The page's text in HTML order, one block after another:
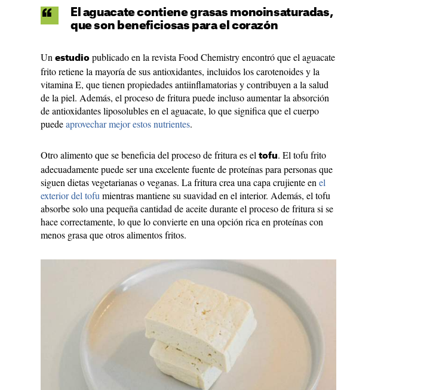
El aguacate contiene grasas monoinsaturadas,
que son beneficiosas para el corazón
Un estudio publicado en la revista Food Chemistry encontró que el aguacate
frito retiene la mayoría de sus antioxidantes, incluidos los carotenoides y la
vitamina E, que tienen propiedades antiinflamatorias y contribuyen a la salud
de la piel. Además, el proceso de fritura puede incluso aumentar la absorción
de antioxidantes liposolubles en el aguacate, lo que significa que el cuerpo
puedeaprovechar mejor estos nutrientes.
Otro alimento que se beneficia del proceso de fritura es el tofu. El tofu frito
adecuadamente puede ser una excelente fuente de proteínas para personas que
siguen dietas vegetarianas o veganas. La fritura crea una capa crujiente en el
exterior del tofu mientras mantiene su suavidad en el interior. Además, el tofu
absorbe solo una pequeña cantidad de aceite durante el proceso de fritura si se
hace correctamente, lo que lo convierte en una opción rica en proteínas con
menos grasa que otros alimentos fritos.